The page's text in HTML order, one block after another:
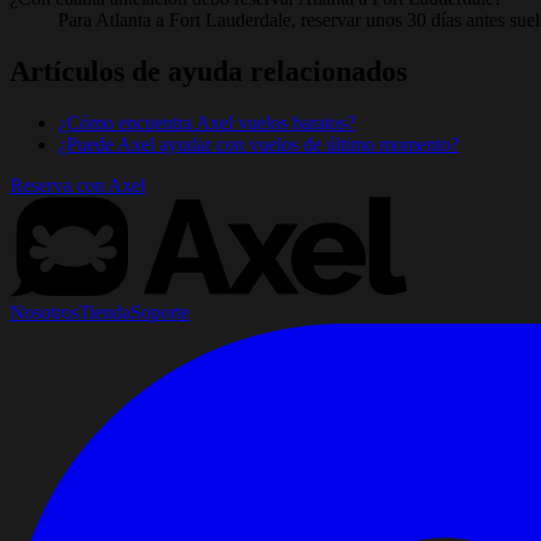
Para Atlanta a Fort Lauderdale, reservar unos 30 días antes
Artículos de ayuda relacionados
¿Cómo encuentra Axel vuelos baratos?
¿Puede Axel ayudar con vuelos de último momento?
Reserva con Axel
NosotrosTiendaSoporte